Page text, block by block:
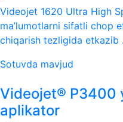
Videojet 1620 Ultra High
ma’lumotlarni sifatli chop
chiqarish tezligida etkazib
Sotuvda mavjud
Videojet® P3400
aplikator